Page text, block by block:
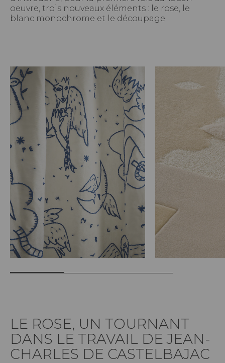
oeuvre, trois nouveaux éléments : le rose, le
blanc monochrome et le découpage.
LE ROSE, UN TOURNANT
DANS LE TRAVAIL DE JEAN-
CHARLES DE CASTELBAJAC